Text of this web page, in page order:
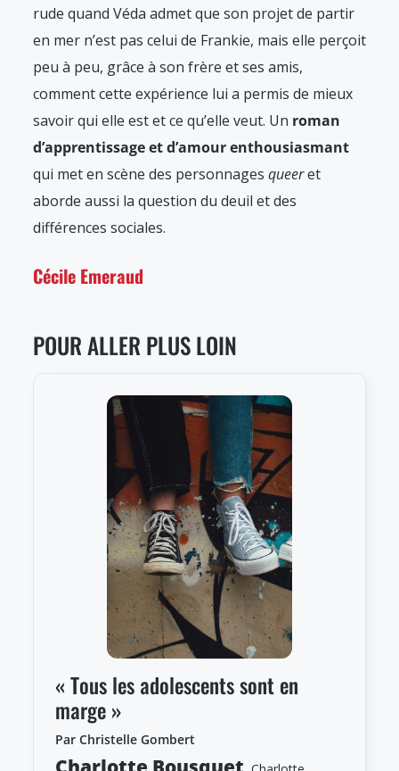
rude quand Véda admet que son projet de partir
en mer n’est pas celui de Frankie, mais elle perçoit
peu à peu, grâce à son frère et ses amis,
comment cette expérience lui a permis de mieux
savoir qui elle est et ce qu’elle veut. Un roman
d’apprentissage et d’amour enthousiasmant
qui met en scène des personnages queeret
aborde aussi la question du deuil et des
différences sociales.
Cécile Emeraud
POUR ALLER PLUS LOIN
« Tous les adolescents sont en
marge »
Par Christelle Gombert